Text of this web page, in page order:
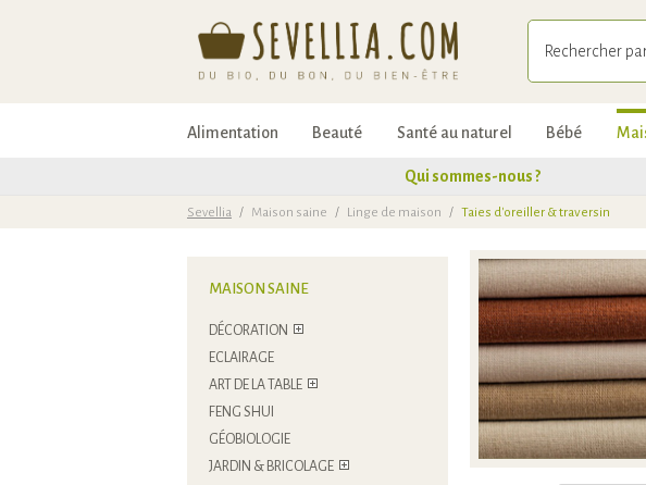
Alimentation Beauté Santé au naturel Bébé
Qui sommes-nous ?
Sevellia / Maison saine / Linge de maison / Taies d'oreiller & traversin
MAISON SAINE
DÉCORATION
ECLAIRAGE
ART DE LA TABLE
FENG SHUI
GÉOBIOLOGIE
JARDIN & BRICOLAGE